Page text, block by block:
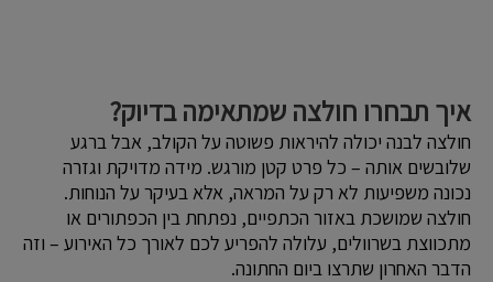
איך תבחרו חולצה שמתאימה בדיוק?
חולצה לבנה יכולה להיראות פשוטה על הקולב, אבל ברגע
שלובשים אותה – כל פרט קטן מורגש. מידה מדויקת וגזרה
נכונה משפיעות לא רק על המראה, אלא בעיקר על הנוחות.
חולצה שמושכת באזור הכתפיים, נפתחת בין הכפתורים או
מתכווצת בשרוולים, עלולה להפריע לכם לאורך כל האירוע – וזה
הדבר האחרון שתרצו ביום החתונה.